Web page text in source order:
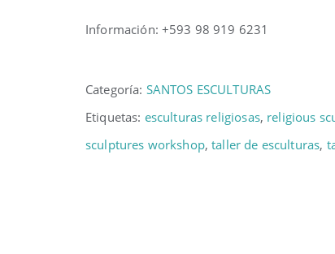
Información: +593 98 919 6231
Categoría: SANTOS ESCULTURAS
Etiquetas: esculturas religiosas, religious
sculptures workshop,taller de esculturas,